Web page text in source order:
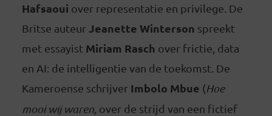
Hafsaoui over representatie en privilege. De
Britse auteurJeanette Winterson spreekt
met essayist Miriam Rasch over frictie, data
en AI: de intelligentie van de toekomst. De
Kameroense schrijver Imbolo Mbue (Hoe
mooi wij waren, over de strijd van een fictief